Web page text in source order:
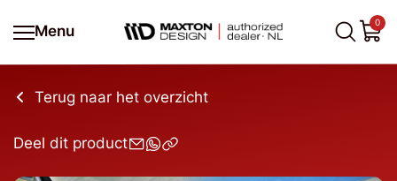
Menu
0
Terug naar het overzicht
Deel dit product